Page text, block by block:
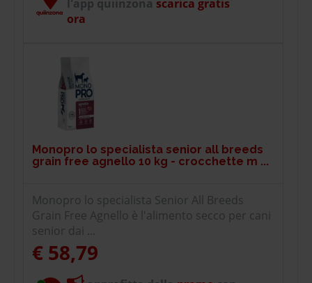
l'app quiinzona scarica gratis
ora
Monopro lo specialista senior all breeds
grain free agnello 10 kg - crocchette m ...
Monopro lo specialista Senior All Breeds
Grain Free Agnello è l'alimento secco per cani
senior dai ...
€ 58,79